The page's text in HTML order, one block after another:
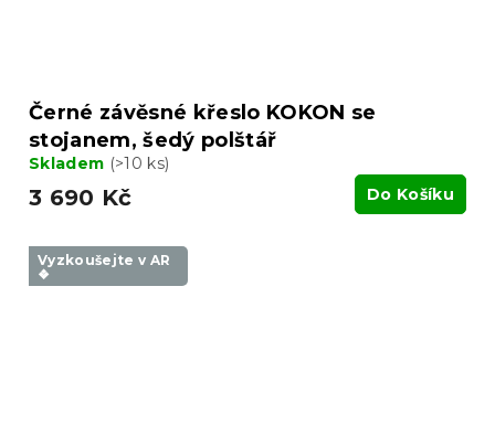
Černé závěsné křeslo KOKON se
stojanem, šedý polštář
Skladem (>10 ks)
3 690 Kč Do Košíku
Vyzkoušejte v AR
❖